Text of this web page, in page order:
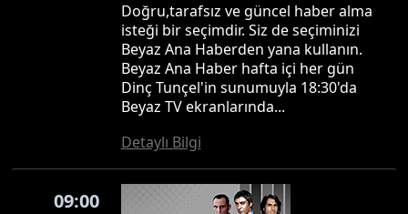
Doğru,tarafsız ve güncel haber alma
isteği bir seçimdir. Siz de seçiminizi
Beyaz Ana Haberden yana kullanın.
Beyaz Ana Haber hafta içi her gün
Dinç Tunçel'in sunumuyla 18:30'da
Beyaz TV ekranlarında...
Detaylı Bilgi
09:00